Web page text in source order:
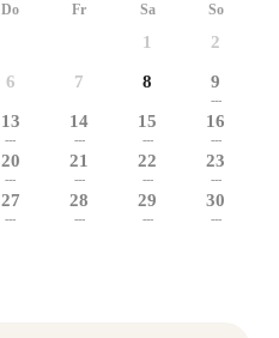
Do Fr Sa So
1 2
6 7 8 9
---
13
---
14
---
15
---
16
---
20
---
21
---
22
---
23
---
27
---
28
---
29
---
30
---